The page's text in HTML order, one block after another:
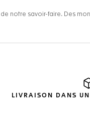
LIVRAISON DANS UN